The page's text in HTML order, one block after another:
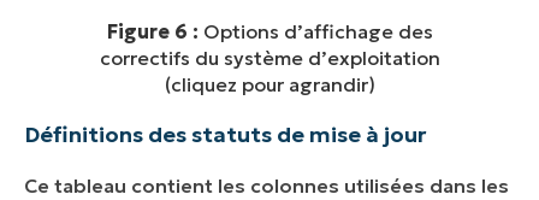
Figure 6 : Options d’affichage des
correctifs du système d’exploitation
(cliquez pour agrandir)
Définitions des statuts de mise à jour
Ce tableau contient les colonnes utilisées dans les